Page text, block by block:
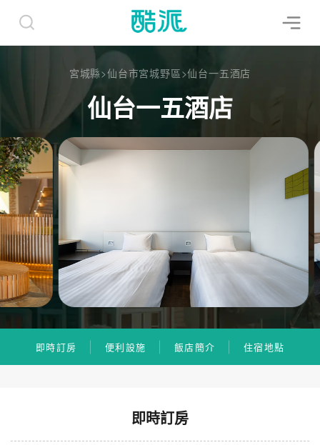
宮城縣>仙台市宮城野區>仙台一五酒店
仙台一五酒店
即時訂房 便利設施 飯店簡介 住宿地點
即時訂房